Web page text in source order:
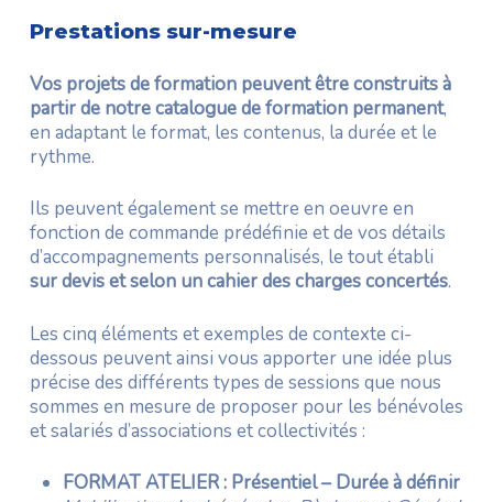
Prestations sur-mesure
Vos projets de formation peuvent être construits à
partir de notre catalogue de formation permanent,
en adaptant le format, les contenus, la durée et le
rythme.
Ils peuvent également se mettre en oeuvre en
fonction de commande prédéfinie et de vos détails
d’accompagnements personnalisés, le tout établi
sur devis et selon un cahier des charges concertés.
Les cinq éléments et exemples de contexte ci-
dessous peuvent ainsi vous apporter une idée plus
précise des différents types de sessions que nous
sommes en mesure de proposer pour les bénévoles
et salariés d’associations et collectivités :
FORMAT ATELIER : Présentiel – Durée à définir